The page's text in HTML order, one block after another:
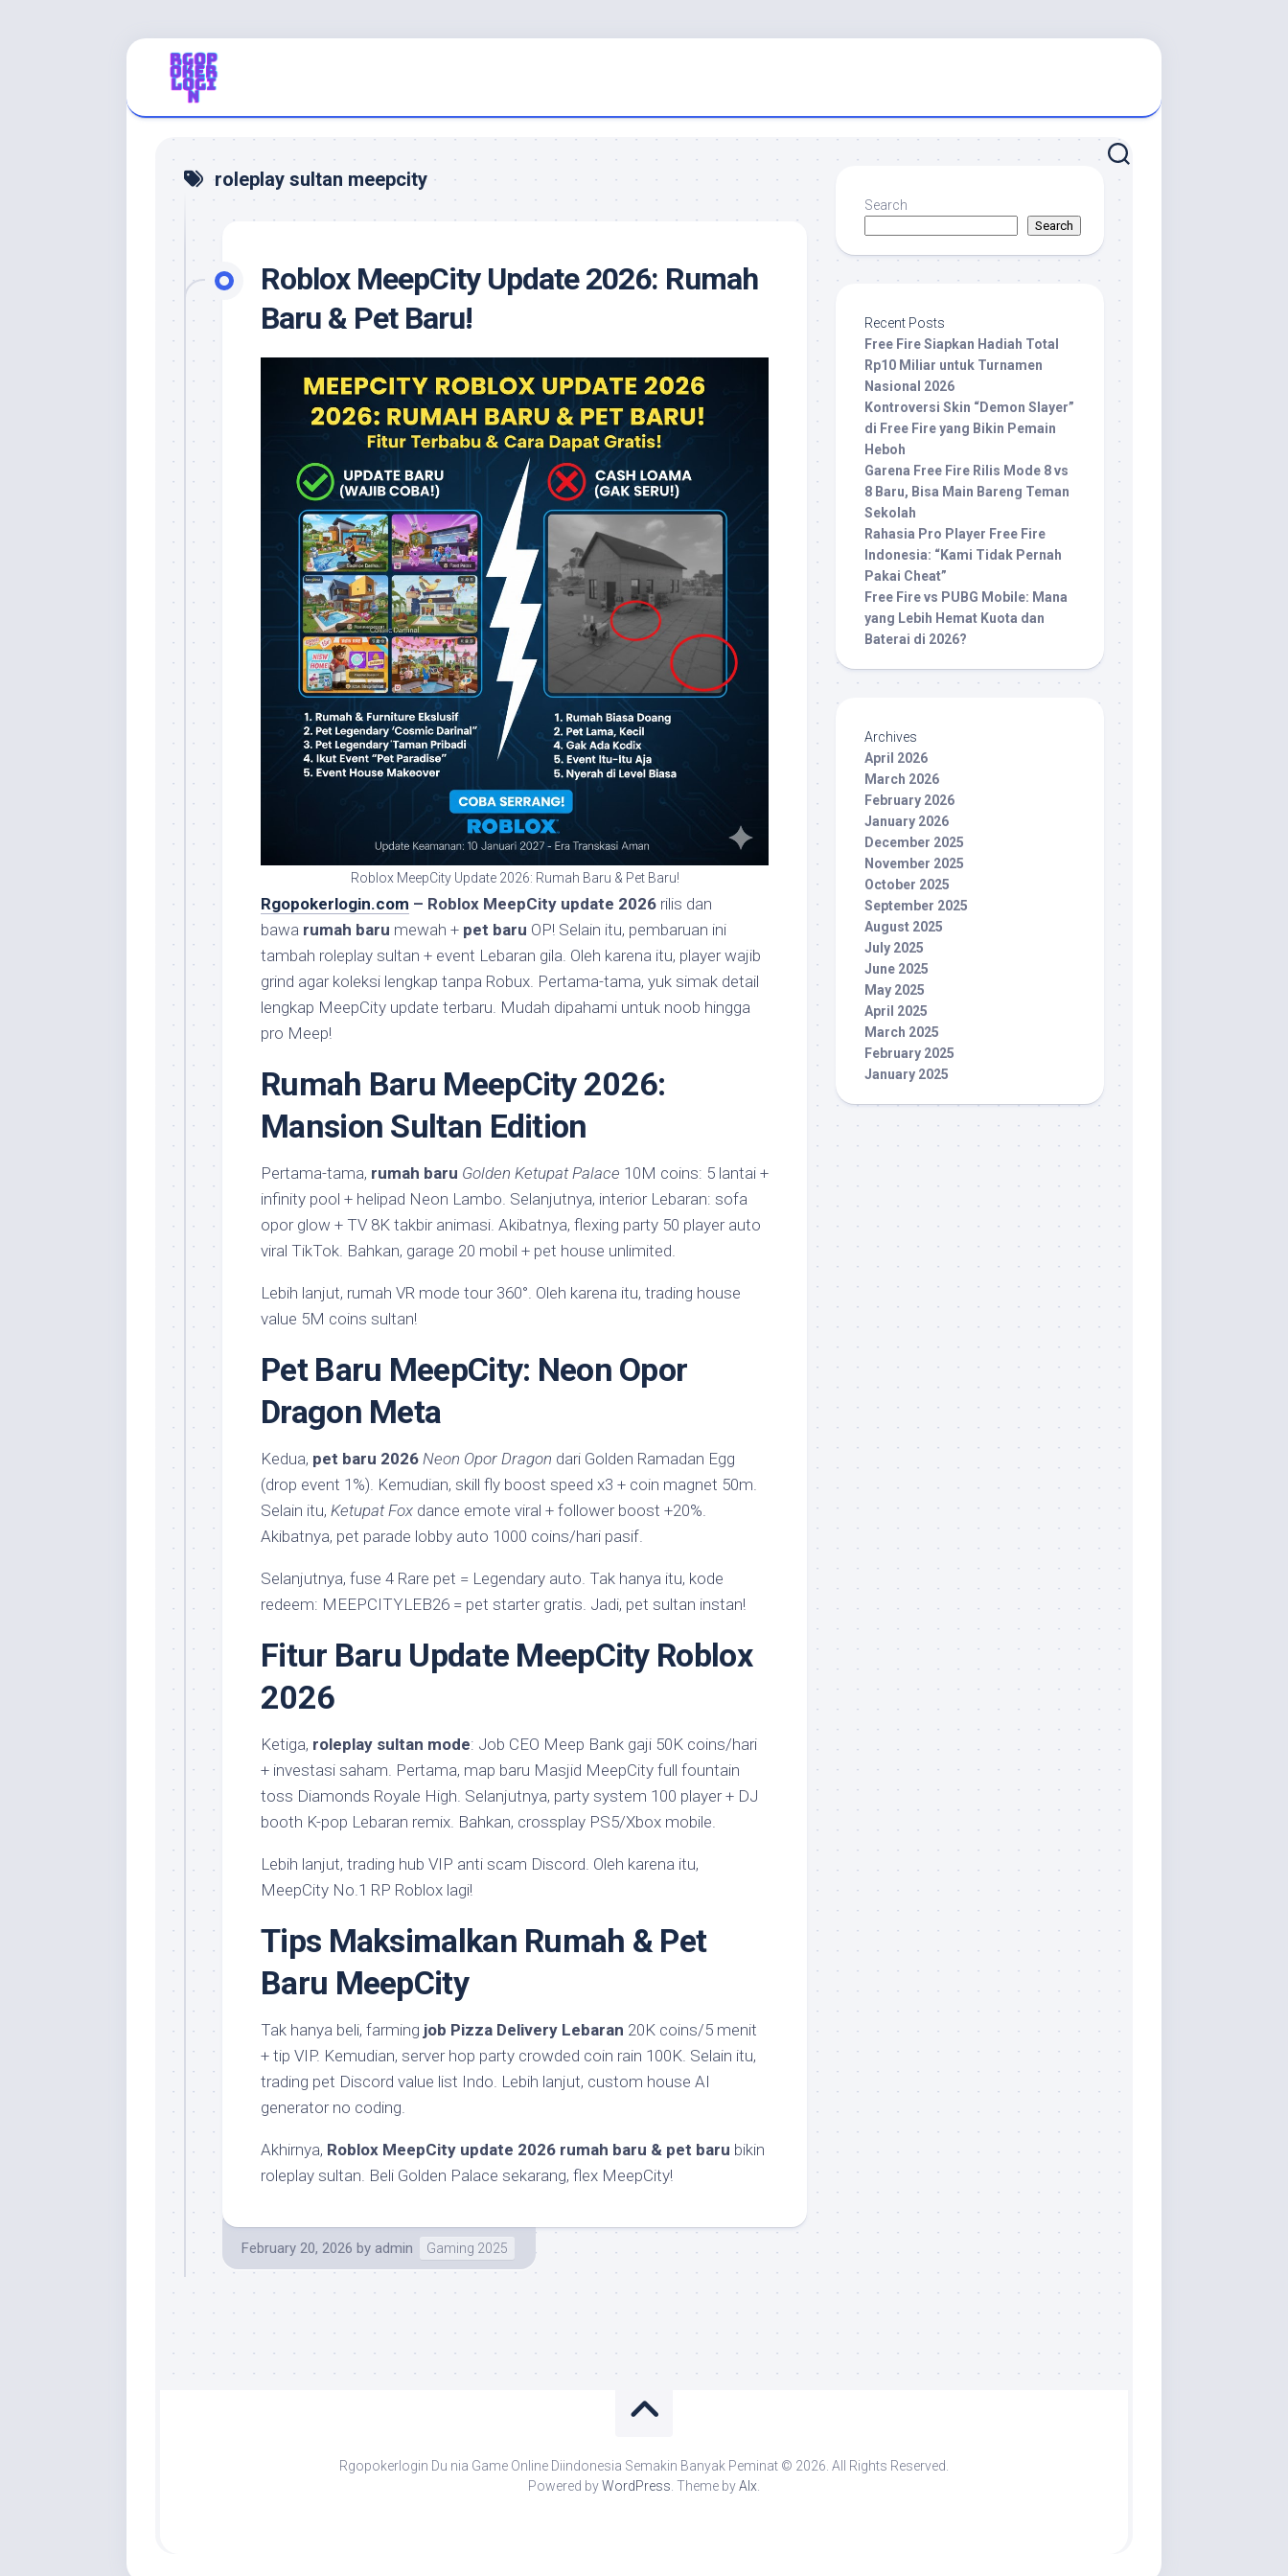
roleplay sultan meepcity
Roblox MeepCity Update 2026: Rumah
Baru & Pet Baru!
Roblox MeepCity Update 2026: Rumah Baru & Pet Baru!
Rgopokerlogin.com – Roblox MeepCity update 2026 rilis dan
bawa rumah baru mewah + pet baru OP! Selain itu, pembaruan ini
tambah roleplay sultan + event Lebaran gila. Oleh karena itu, player wajib
grind agar koleksi lengkap tanpa Robux. Pertama-tama, yuk simak detail
lengkap MeepCity update terbaru. Mudah dipahami untuk noob hingga
pro Meep!
Rumah Baru MeepCity 2026:
Mansion Sultan Edition
Pertama-tama, rumah baru Golden Ketupat Palace 10M coins: 5 lantai +
infinity pool + helipad Neon Lambo. Selanjutnya, interior Lebaran: sofa
opor glow + TV 8K takbir animasi. Akibatnya, flexing party 50 player auto
viral TikTok. Bahkan, garage 20 mobil + pet house unlimited.
Lebih lanjut, rumah VR mode tour 360°. Oleh karena itu, trading house
value 5M coins sultan!
Pet Baru MeepCity: Neon Opor
Dragon Meta
Kedua, pet baru 2026 Neon Opor Dragon dari Golden Ramadan Egg
(drop event 1%). Kemudian, skill fly boost speed x3 + coin magnet 50m.
Selain itu, Ketupat Fox dance emote viral + follower boost +20%.
Akibatnya, pet parade lobby auto 1000 coins/hari pasif.
Selanjutnya, fuse 4 Rare pet = Legendary auto. Tak hanya itu, kode
redeem: MEEPCITYLEB26 = pet starter gratis. Jadi, pet sultan instan!
Fitur Baru Update MeepCity Roblox
2026
Ketiga, roleplay sultan mode: Job CEO Meep Bank gaji 50K coins/hari
+ investasi saham. Pertama, map baru Masjid MeepCity full fountain
toss Diamonds Royale High. Selanjutnya, party system 100 player + DJ
booth K-pop Lebaran remix. Bahkan, crossplay PS5/Xbox mobile.
Lebih lanjut, trading hub VIP anti scam Discord. Oleh karena itu,
MeepCity No.1 RP Roblox lagi!
Tips Maksimalkan Rumah & Pet
Baru MeepCity
Tak hanya beli, farming job Pizza Delivery Lebaran 20K coins/5 menit
+ tip VIP. Kemudian, server hop party crowded coin rain 100K. Selain itu,
trading pet Discord value list Indo. Lebih lanjut, custom house AI
generator no coding.
Akhirnya, Roblox MeepCity update 2026 rumah baru & pet baru bikin
roleplay sultan. Beli Golden Palace sekarang, flex MeepCity!
February 20, 2026 by admin Gaming 2025
Search
Search
Recent Posts
Free Fire Siapkan Hadiah Total
Rp10 Miliar untuk Turnamen
Nasional 2026
Kontroversi Skin “Demon Slayer”
di Free Fire yang Bikin Pemain
Heboh
Garena Free Fire Rilis Mode 8 vs
8 Baru, Bisa Main Bareng Teman
Sekolah
Rahasia Pro Player Free Fire
Indonesia: “Kami Tidak Pernah
Pakai Cheat”
Free Fire vs PUBG Mobile: Mana
yang Lebih Hemat Kuota dan
Baterai di 2026?
Archives
April 2026
March 2026
February 2026
January 2026
December 2025
November 2025
October 2025
September 2025
August 2025
July 2025
June 2025
May 2025
April 2025
March 2025
February 2025
January 2025
Rgopokerlogin Du nia Game Online Diindonesia Semakin Banyak Peminat © 2026. All Rights Reserved.
Powered byWordPress . Theme byAlx